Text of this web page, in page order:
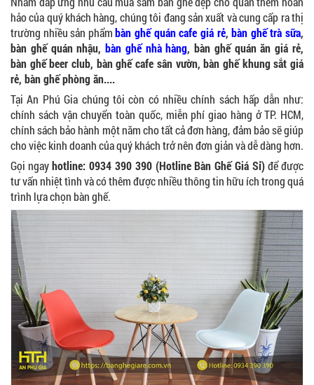
hảo của quý khách hàng, chúng tôi đang sản xuất và cung cấp ra thị
trường nhiều sản phẩmbàn ghế quán cafe giá rẻ,bàn ghế trà sữa,
bàn ghế quán nhậu,bàn ghế nhà hàng, bàn ghế quán ăn giá rẻ,
bàn ghế beer club, bàn ghế cafe sân vườn, bàn ghế khung sắt giá
rẻ, bàn ghế phòng ăn....
Tại An Phú Gia chúng tôi còn có nhiều chính sách hấp dẫn như:
chính sách vận chuyển toàn quốc, miễn phí giao hàng ở TP. HCM,
chính sách bảo hành một năm cho tất cả đơn hàng, đảm bảo sẽ giúp
cho việc kinh doanh của quý khách trở nên đơn giản và dễ dàng hơn.
Gọi ngayhotline: 0934 390 390 (Hotline Bàn Ghế Giá Sỉ)để được
tư vấn nhiệt tình và có thêm được nhiều thông tin hữu ích trong quá
trình lựa chọn bàn ghế.